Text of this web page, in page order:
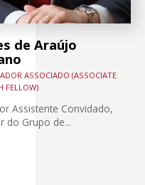
de Araújo
ASSOCIADO (ASSOCIATE
FELLOW)
Assistente Convidado,
do Grupo de...